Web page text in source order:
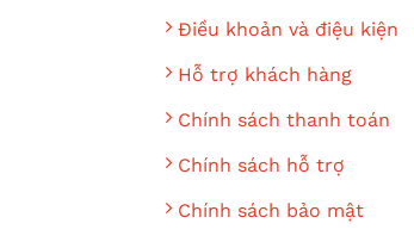
Điều khoản và điệu kiện
Hỗ trợ khách hàng
Chính sách thanh toán
Chính sách hỗ trợ
Chính sách bảo mật